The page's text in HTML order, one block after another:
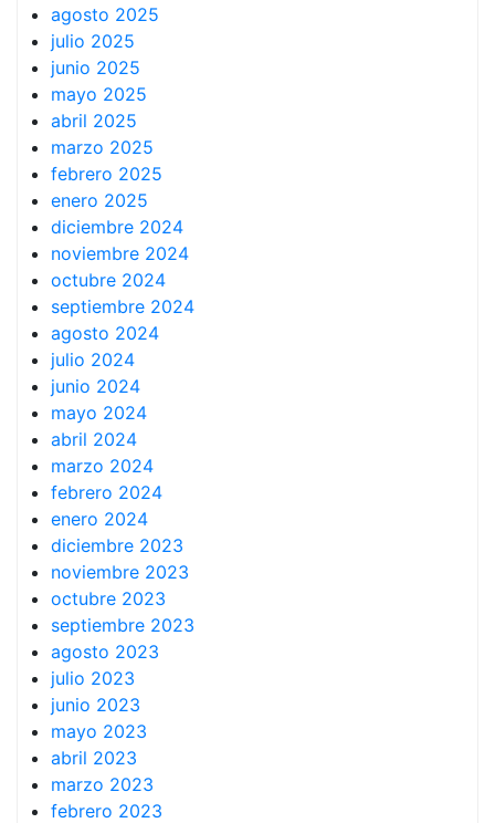
agosto 2025
julio 2025
junio 2025
mayo 2025
abril 2025
marzo 2025
febrero 2025
enero 2025
diciembre 2024
noviembre 2024
octubre 2024
septiembre 2024
agosto 2024
julio 2024
junio 2024
mayo 2024
abril 2024
marzo 2024
febrero 2024
enero 2024
diciembre 2023
noviembre 2023
octubre 2023
septiembre 2023
agosto 2023
julio 2023
junio 2023
mayo 2023
abril 2023
marzo 2023
febrero 2023